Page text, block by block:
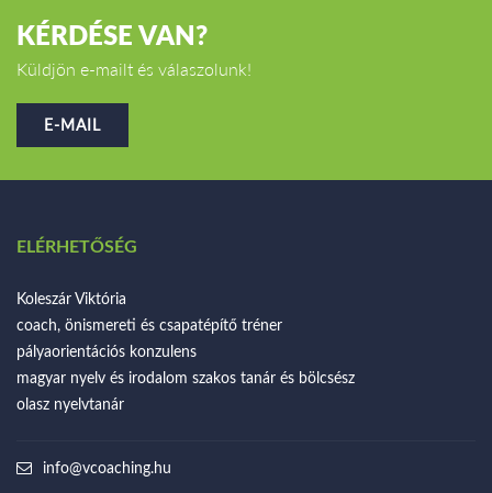
KÉRDÉSE VAN?
Küldjön e-mailt és válaszolunk!
E-MAIL
ELÉRHETŐSÉG
Koleszár Viktória
coach, önismereti és csapatépítő tréner
pályaorientációs konzulens
magyar nyelv és irodalom szakos tanár és bölcsész
olasz nyelvtanár
info@vcoaching.hu